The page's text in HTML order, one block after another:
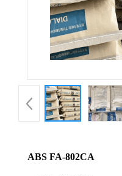
品
厅
ABS FA-802CA